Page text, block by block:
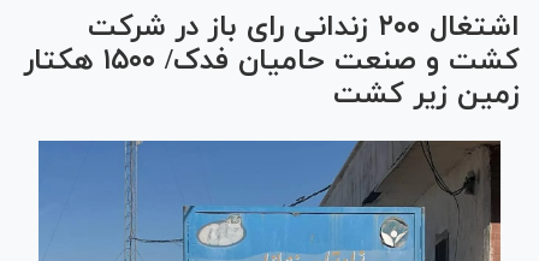
اشتغال ۲۰۰ زندانی رای باز در شرکت
کشت و صنعت حامیان فدک/ ۱۵۰۰ هکتار
زمین زیر کشت